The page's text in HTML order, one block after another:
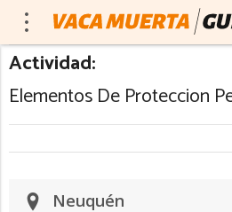
Actividad:
Elementos De Proteccion
Neuquén